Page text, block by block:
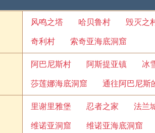
风鸣之塔 哈贝鲁村 毁灭之
奇利村 索奇亚海底洞窟
阿巴尼斯村 阿斯提亚镇 冰
莎莲娜海底洞窟 通往阿巴尼斯
里谢里雅堡 忍者之家 法兰
维诺亚洞窟 维诺亚海底洞窟